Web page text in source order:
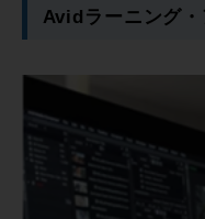
Avidラーニング